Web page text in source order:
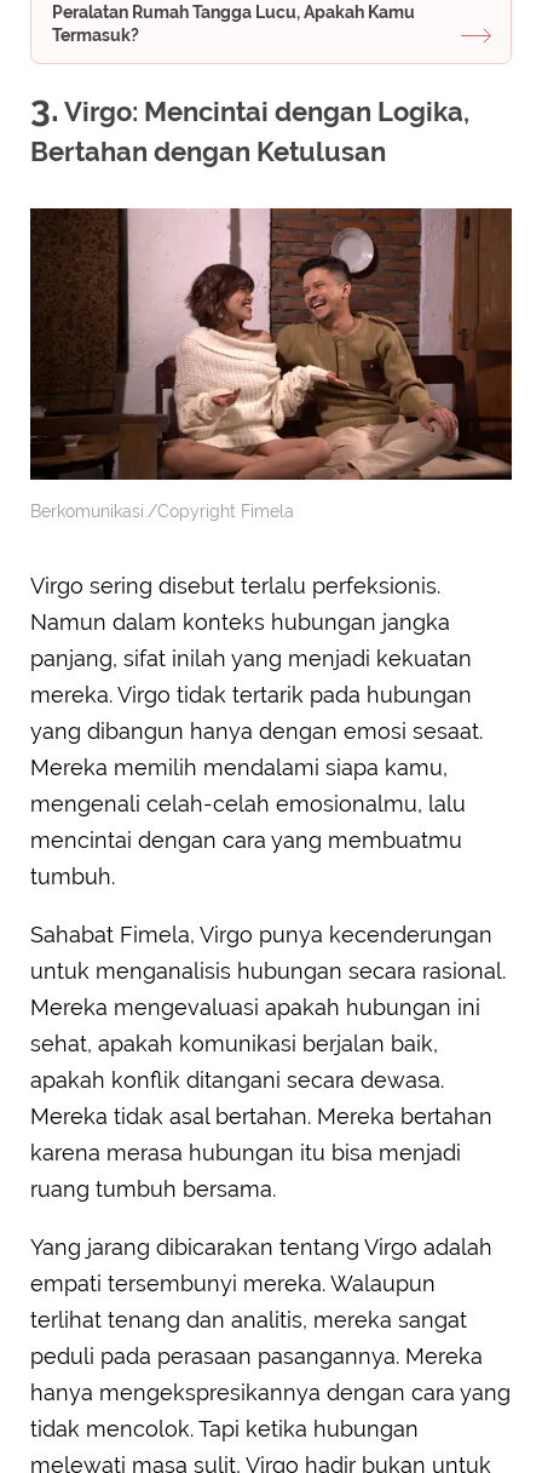
Peralatan Rumah Tangga Lucu, Apakah Kamu
Termasuk?
3. Virgo: Mencintai dengan Logika,
Bertahan dengan Ketulusan
Berkomunikasi./Copyright Fimela
Virgo sering disebut terlalu perfeksionis.
Namun dalam konteks hubungan jangka
panjang, sifat inilah yang menjadi kekuatan
mereka. Virgo tidak tertarik pada hubungan
yang dibangun hanya dengan emosi sesaat.
Mereka memilih mendalami siapa kamu,
mengenali celah-celah emosionalmu, lalu
mencintai dengan cara yang membuatmu
tumbuh.
Sahabat Fimela, Virgo punya kecenderungan
untuk menganalisis hubungan secara rasional.
Mereka mengevaluasi apakah hubungan ini
sehat, apakah komunikasi berjalan baik,
apakah konflik ditangani secara dewasa.
Mereka tidak asal bertahan. Mereka bertahan
karena merasa hubungan itu bisa menjadi
ruang tumbuh bersama.
Yang jarang dibicarakan tentang Virgo adalah
empati tersembunyi mereka. Walaupun
terlihat tenang dan analitis, mereka sangat
peduli pada perasaan pasangannya. Mereka
hanya mengekspresikannya dengan cara yang
tidak mencolok. Tapi ketika hubungan
melewati masa sulit, Virgo hadir bukan untuk